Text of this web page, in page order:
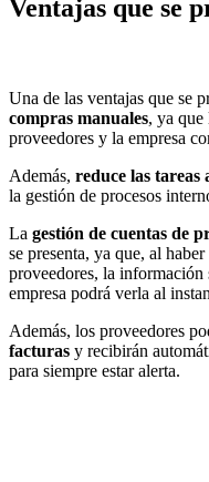
Ventajas que se
Una de las ventajas que se
compras manuales, ya que
proveedores y la empresa
Además, reduce las tareas
la gestión de procesos
La gestión de cuentas de
se presenta, ya que, al
proveedores, la información
empresa podrá verla al
Además, los proveedores
facturas y recibirán
para siempre estar alerta.